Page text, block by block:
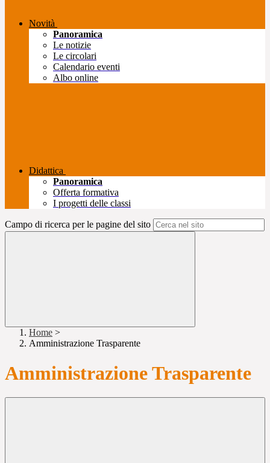
Novità
Panoramica
Le notizie
Le circolari
Calendario eventi
Albo online
Didattica
Panoramica
Offerta formativa
I progetti delle classi
Campo di ricerca per le pagine del sito
Home >
Amministrazione Trasparente
Amministrazione Trasparente